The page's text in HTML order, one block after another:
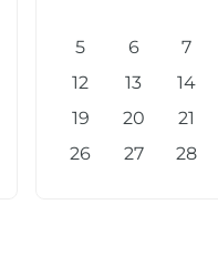
5
6 7
12
13 14
19
20 21
26
27 28